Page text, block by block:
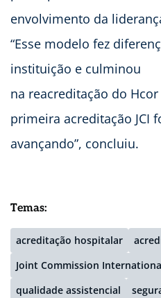
envolvimento da
“Esse modelo fez
instituição e culminou
na reacreditação do
primeira acreditação JCI
avançando”, concluiu.
Temas:
acreditação hospitalar
Joint Commission
qualidade assistencial